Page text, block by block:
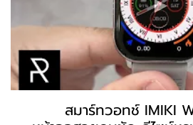
สมาร์ทวอทช์ IMIKI